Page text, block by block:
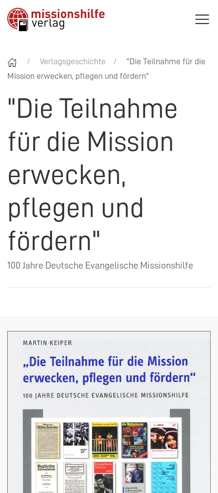
Verlagsgeschichte
"Die Teilnahme für die
Mission erwecken, pflegen und fördern"
"Die Teilnahme
für die Mission
erwecken,
pflegen und
fördern"
100 Jahre Deutsche Evangelische Missionshilfe